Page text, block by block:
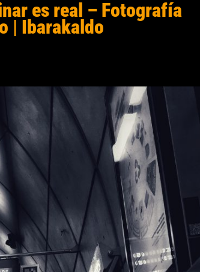
es real – Fotografía
| Ibarakaldo